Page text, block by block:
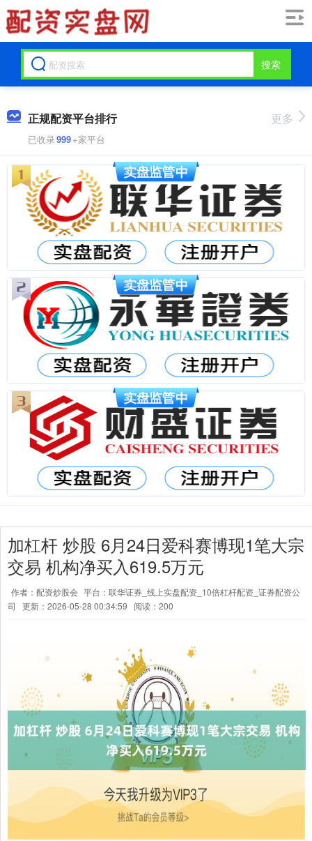
搜索
正规配资平台排行
已收录999+家平台
更多
加杠杆 炒股 6月24日爱科赛博现1笔大宗
交易 机构净买入619.5万元
作者：配资炒股会 平台：联华证券_线上实盘配资_10倍杠杆配资_证券配资公
司
更新：2026-05-28 00:34:59 阅读：200